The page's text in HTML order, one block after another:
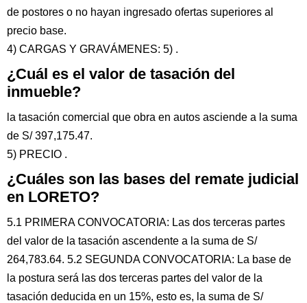
de postores o no hayan ingresado ofertas superiores al
precio base.
4) CARGAS Y GRAVÁMENES: 5) .
¿Cuál es el valor de tasación del
inmueble?
la tasación comercial que obra en autos asciende a la suma
de S/ 397,175.47.
5) PRECIO .
¿Cuáles son las bases del remate judicial
en LORETO?
5.1 PRIMERA CONVOCATORIA: Las dos terceras partes
del valor de la tasación ascendente a la suma de S/
264,783.64. 5.2 SEGUNDA CONVOCATORIA: La base de
la postura será las dos terceras partes del valor de la
tasación deducida en un 15%, esto es, la suma de S/